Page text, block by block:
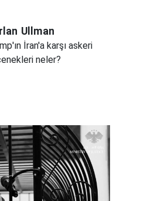
Ullman
İran'a karşı askeri
neler?